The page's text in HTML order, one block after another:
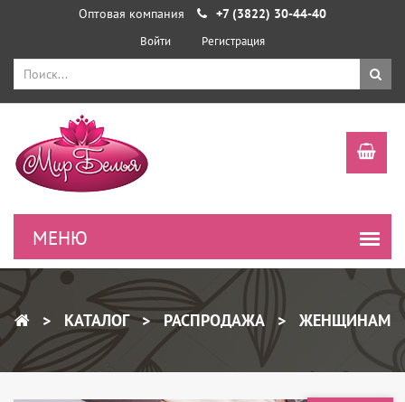
Оптовая компания +7 (3822) 30-44-40
Войти Регистрация
КАТАЛОГ РАСПРОДАЖА ЖЕНЩИНАМ